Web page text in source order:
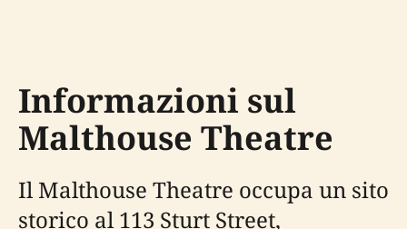
Informazioni sul
Malthouse Theatre
Il Malthouse Theatre occupa un sito
storico al 113 Sturt Street,